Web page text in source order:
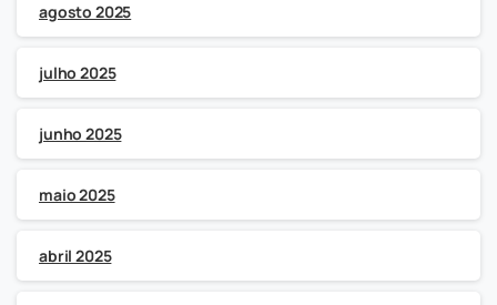
agosto 2025
julho 2025
junho 2025
maio 2025
abril 2025